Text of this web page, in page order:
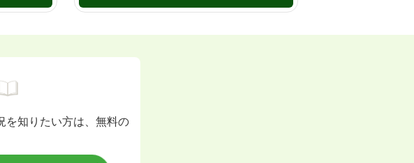
を知りたい方は、無料の